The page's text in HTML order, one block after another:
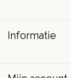
Informatie